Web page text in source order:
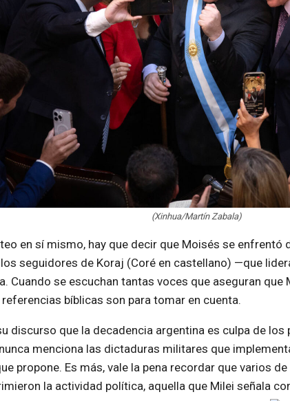
(Xinhua/Martín Zabala)
en sí mismo, hay que decir que Moisés se enfrentó
seguidores de Koraj (Coré en castellano) —que
Cuando se escuchan tantas voces que aseguran
bíblicas son para tomar en cuenta.
discurso que la decadencia argentina es culpa de
menciona las dictaduras militares que
propone. Es más, vale la pena recordar que varios
la actividad política, aquella que Milei señala